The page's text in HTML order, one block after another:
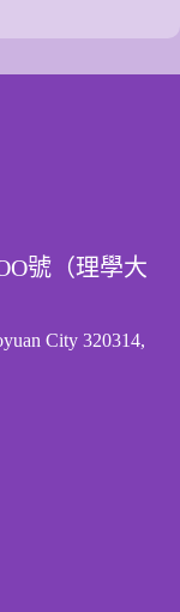
號（理學大
City 320314,